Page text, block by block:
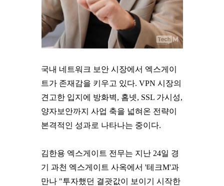
국내 네트워크 보안 시장에서 엑스게이
트가 존재감을 키우고 있다. VPN 시장의
견고한 입지에 방화벽, 홈넷, SSL 가시성,
양자보안까지 사업 축을 넓혀온 전략이
본격적인 성과로 나타나는 중이다.
김한용 엑스게이트 전무는 지난 24일 경
기 과천 엑스게이트 사옥에서 '테크M'과
만나 "투자했던 결괏값이 보이기 시작한